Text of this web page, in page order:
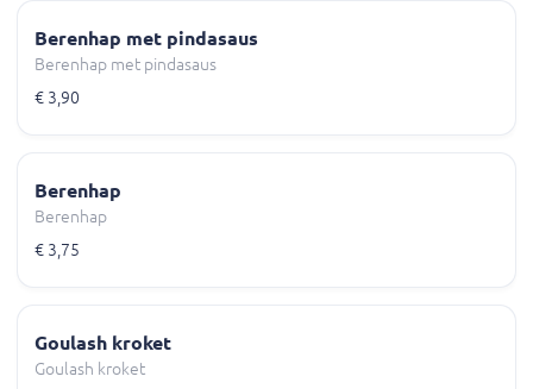
Berenhap met pindasaus
Berenhap met pindasaus
€ 3,90
Berenhap
Berenhap
€ 3,75
Goulash kroket
Goulash kroket